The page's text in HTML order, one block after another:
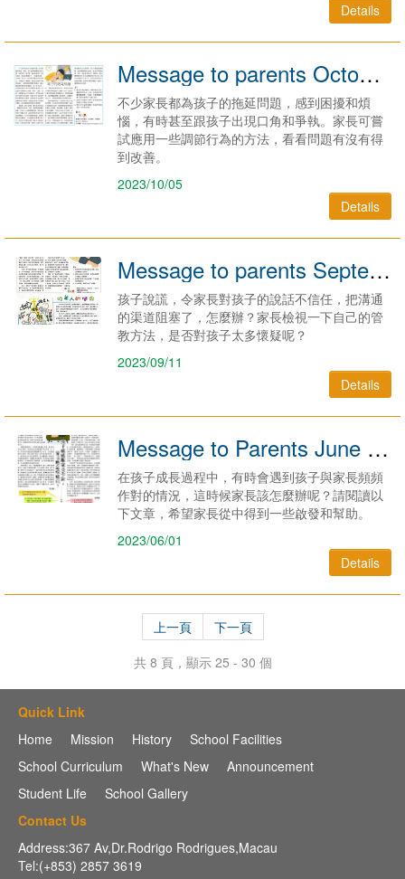
Details
Message to parents October 2023
不少家長都為孩子的拖延問題，感到困擾和煩
惱，有時甚至跟孩子出現口角和爭執。家長可嘗
試應用一些調節行為的方法，看看問題有沒有得
到改善。
2023/10/05
Details
Message to parents September 2023
孩子說謊，令家長對孩子的說話不信任，把溝通
的渠道阻塞了，怎麼辦？家長檢視一下自己的管
教方法，是否對孩子太多懷疑呢？
2023/09/11
Details
Message to Parents June 2023
在孩子成長過程中，有時會遇到孩子與家長頻頻
作對的情況，這時候家長該怎麼辦呢？請閱讀以
下文章，希望家長從中得到一些啟發和幫助。
2023/06/01
Details
上一頁
下一頁
共 8 頁，顯示 25 - 30 個
Quick Link
Home
Mission History
School Facilities
School Curriculum
What's New
Announcement
Student Life
School Gallery
Contact Us
Address:367 Av,Dr.Rodrigo Rodrigues,Macau
Tel:(+853) 2857 3619